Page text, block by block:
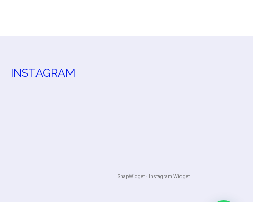
INSTAGRAM
SnapWidget · Instagram Widget